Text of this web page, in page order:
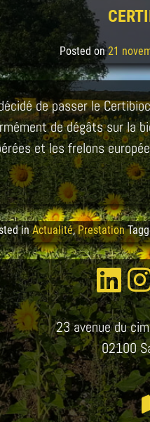
Posted on21
de passer le
de dégâts sur la
et les frelons
inActualité,Prestation
23 avenue du
02100